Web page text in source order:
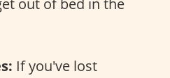
out of bed in the
If you've lost